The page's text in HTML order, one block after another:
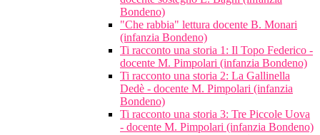
Bondeno)
"Che rabbia" lettura docente B. Monari
(infanzia Bondeno)
Ti racconto una storia 1: Il Topo Federico -
docente M. Pimpolari (infanzia Bondeno)
Ti racconto una storia 2: La Gallinella
Dedè - docente M. Pimpolari (infanzia
Bondeno)
Ti racconto una storia 3: Tre Piccole Uova
- docente M. Pimpolari (infanzia Bondeno)